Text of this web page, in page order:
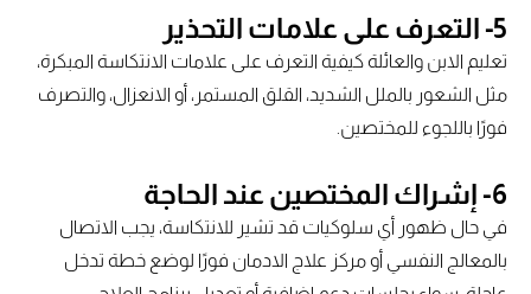
5- التعرف على علامات التحذير
تعليم الابن والعائلة كيفية التعرف على علامات الانتكاسة المبكرة،
مثل الشعور بالملل الشديد، القلق المستمر، أو الانعزال، والتصرف
فورًا باللجوء للمختصين.
6- إشراك المختصين عند الحاجة
في حال ظهور أي سلوكيات قد تشير للانتكاسة، يجب الاتصال
بالمعالج النفسي أو مركز علاج الادمان فورًا لوضع خطة تدخل